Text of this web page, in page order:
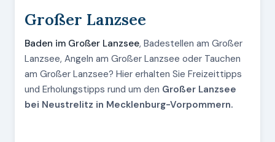
Großer Lanzsee
Baden im Großer Lanzsee, Badestellen am Großer
Lanzsee, Angeln am Großer Lanzsee oder Tauchen
am Großer Lanzsee? Hier erhalten Sie Freizeittipps
und Erholungstipps rund um den Großer Lanzsee
bei Neustrelitz in Mecklenburg-Vorpommern.